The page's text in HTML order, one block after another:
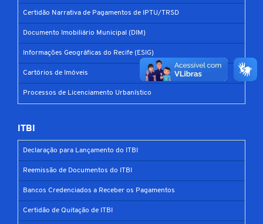
Certidão Narrativa de Pagamentos de IPTU/TRSD
Documento Imobiliário Municipal (DIM)
Informações Geográficas do Recife (ESIG)
Cartórios de Imóveis
Processos de Licenciamento Urbanístico
ITBI
Declaração para Lançamento do ITBI
Reemissão de Documentos do ITBI
Bancos Credenciados a Receber os Pagamentos
Certidão de Quitação de ITBI